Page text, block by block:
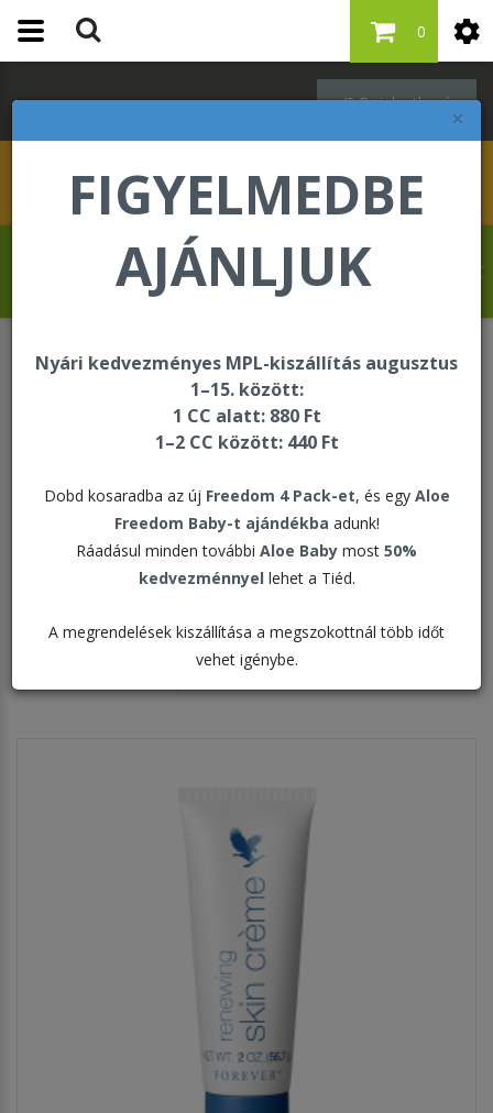
×
FIGYELMEDBE
AJÁNLJUK
Nyári kedvezményes MPL-kiszállítás augusztus
1–15. között:
1 CC alatt: 880 Ft
1–2 CC között: 440 Ft
Dobd kosaradba az új Freedom 4 Pack-et, és egy Aloe
Freedom Baby-t ajándékba adunk!
Ráadásul minden további Aloe Baby most 50%
kedvezménnyel lehet a Tiéd.
A megrendelések kiszállítása a megszokottnál több időt
vehet igénybe.
Bejelentkezés
0
Kovács Erika üdvözli Önt a Forever Living
internetes áruházában!
Bőrápolás - Targeted Skincare
Bőrápolás - Targeted
Skincare